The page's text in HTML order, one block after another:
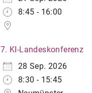
8:45 - 16:00
7. KI-Landeskonferenz
28 Sep. 2026
8:30 - 15:45